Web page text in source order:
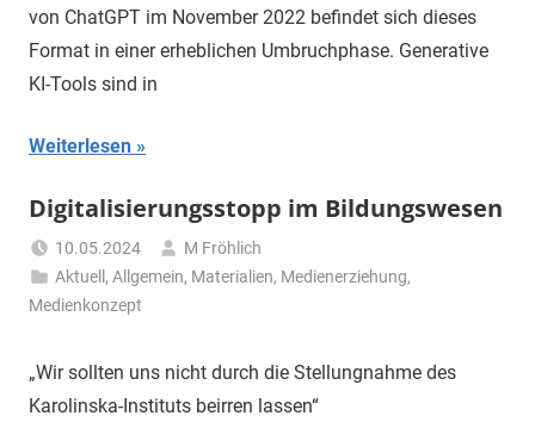
von ChatGPT im November 2022 befindet sich dieses
Format in einer erheblichen Umbruchphase. Generative
KI-Tools sind in
Weiterlesen
Digitalisierungsstopp im Bildungswesen
10.05.2024
M Fröhlich
Aktuell ,Allgemein, Materialien, Medienerziehung,
Medienkonzept
„Wir sollten uns nicht durch die Stellungnahme des
Karolinska-Instituts beirren lassen“